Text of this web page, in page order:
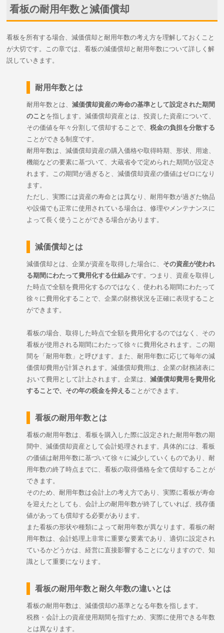
看板の耐用年数と減価償却
看板を所有する場合、減価償却と耐用年数の考え方を理解しておくこと
が大切です。この章では、看板の減価償却と耐用年数について詳しく解
説していきます。
耐用年数とは
耐用年数とは、減価償却資産の寿命の基準として設定された期間
のこと を指します。減価償却資産とは、投資した資産について、
その価値を年々分割して償却することで、税金の負担を分散する
ことができる制度です。
耐用年数は、減価償却資産の購入価格や取得時期、形状、用途、
機能などの要素に基づいて、大蔵省令で定められた期間が設定さ
れます。この期間が過ぎると、減価償却資産の価値はゼロになり
ます。
ただし、実際には資産の寿命とは異なり、耐用年数が過ぎた物品
や設備でも正常に使用されている場合は、修理やメンテナンスに
よって長く使うことができる場合があります。
減価償却とは
減価償却とは、企業が資産を取得した場合に、 その資産が使われ
る期間にわたって費用化する仕組みです。つまり、資産を取得し
た時点で全額を費用化するのではなく、使われる期間にわたって
徐々に費用化することで、企業の財務状況を正確に表現すること
ができます。
看板の場合、取得した時点で全額を費用化するのではなく、その
看板が使用される期間にわたって徐々に費用化されます。この期
間を「耐用年数」と呼びます。また、耐用年数に応じて毎年の減
価償却費用が計算されます。減価償却費用は、企業の財務諸表に
おいて費用として計上されます。企業は、減価償却費用を費用化
することで、その年の税金を抑える ことができます。
看板の耐用年数とは
看板の耐用年数は、看板を購入した際に設定された耐用年数の期
間中、減価償却資産として会計処理されます。具体的には、看板
の価値は耐用年数に基づいて徐々に減少していくものであり、耐
用年数の終了時点までに、看板の取得価格を全て償却することが
できます。
そのため、耐用年数は会計上の考え方であり、実際に看板が寿命
を迎えたとしても、会計上の耐用年数が終了していれば、残存価
値があっても償却する必要があります。
また看板の形状や種類によって耐用年数が異なります。看板の耐
用年数は、会計処理上非常に重要な要素であり、適切に設定され
ているかどうかは、経営に直接影響することになりますので、知
識として重要になります。
看板の耐用年数と耐久年数の違いとは
看板の耐用年数は、減価償却の基準となる年数を指します。
税務・会計上の資産使用期間を指すため、実際に使用できる年数
とは異なります。